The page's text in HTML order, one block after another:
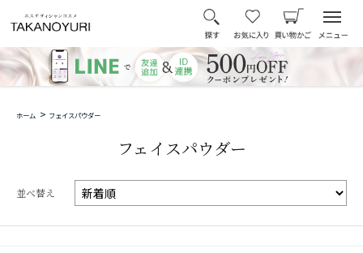
フェイスパウダー
並べ替え
ホーム > フェイスパウダー